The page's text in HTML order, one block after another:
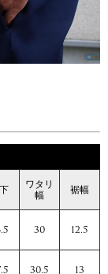
ワタリ
幅 裾幅
30 12.5
30.5 13